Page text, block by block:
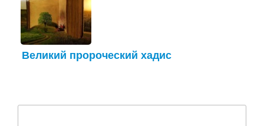
Великий пророческий хадис